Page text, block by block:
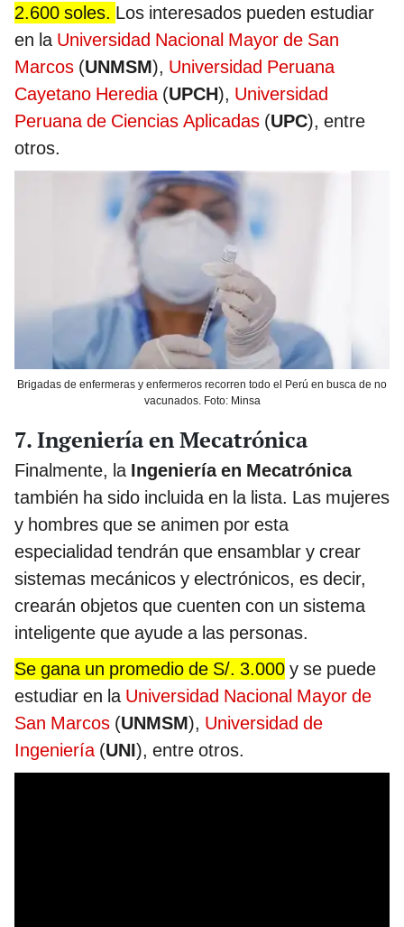
2.600 soles. Los interesados pueden estudiar
en la Universidad Nacional Mayor de San
Marcos (UNMSM), Universidad Peruana
Cayetano Heredia (UPCH), Universidad
Peruana de Ciencias Aplicadas (UPC), entre
otros.
Brigadas de enfermeras y enfermeros recorren todo el Perú en busca de no
vacunados. Foto: Minsa
7. Ingeniería en Mecatrónica
Finalmente, la Ingeniería en Mecatrónica
también ha sido incluida en la lista. Las mujeres
y hombres que se animen por esta
especialidad tendrán que ensamblar y crear
sistemas mecánicos y electrónicos, es decir,
crearán objetos que cuenten con un sistema
inteligente que ayude a las personas.
Se gana un promedio de S/. 3.000 y se puede
estudiar en laUniversidad Nacional Mayor de
San Marcos (UNMSM), Universidad de
Ingeniería (UNI), entre otros.